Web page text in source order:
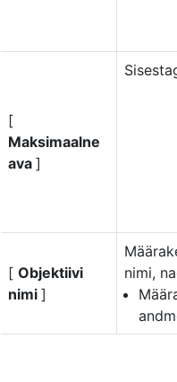
[
Maksimaalne
ava ]
[ Objektiivi
nimi ]
nimi,